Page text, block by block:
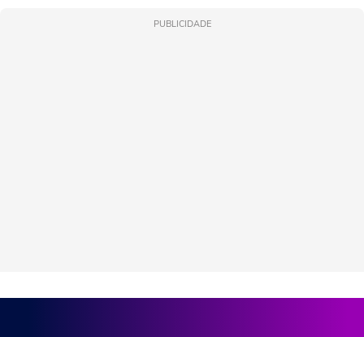
PUBLICIDADE